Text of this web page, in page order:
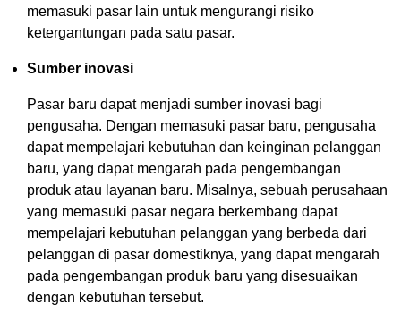
memasuki pasar lain untuk mengurangi risiko
ketergantungan pada satu pasar.
Sumber inovasi
Pasar baru dapat menjadi sumber inovasi bagi
pengusaha. Dengan memasuki pasar baru, pengusaha
dapat mempelajari kebutuhan dan keinginan pelanggan
baru, yang dapat mengarah pada pengembangan
produk atau layanan baru. Misalnya, sebuah perusahaan
yang memasuki pasar negara berkembang dapat
mempelajari kebutuhan pelanggan yang berbeda dari
pelanggan di pasar domestiknya, yang dapat mengarah
pada pengembangan produk baru yang disesuaikan
dengan kebutuhan tersebut.